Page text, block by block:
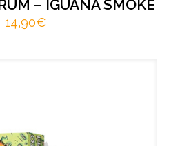
– IGUANA SMOKE
14,90€